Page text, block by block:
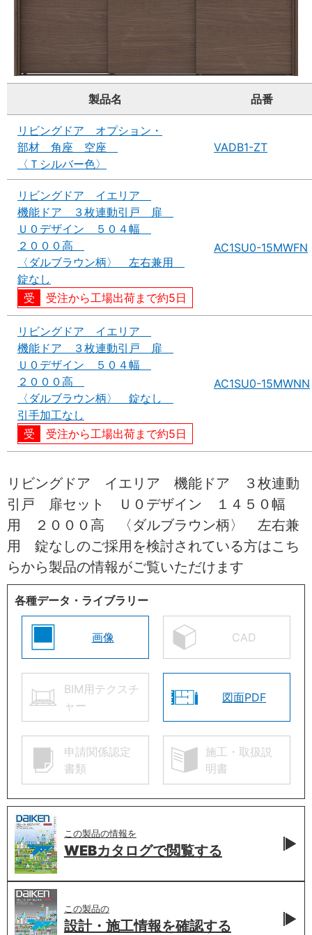
製品名 品番
リビングドア オプション・
部材 角座 空座
〈Ｔシルバー色〉
VADB1-ZT
リビングドア イエリア
機能ドア ３枚連動引戸 扉
Ｕ０デザイン ５０４幅
２０００高
〈ダルブラウン柄〉 左右兼用
錠なし
受注から工場出荷まで約5日
AC1SU0-15MWFN
リビングドア イエリア
機能ドア ３枚連動引戸 扉
Ｕ０デザイン ５０４幅
２０００高
〈ダルブラウン柄〉 錠なし
引手加工なし
受注から工場出荷まで約5日
AC1SU0-15MWNN
リビングドア イエリア 機能ドア ３枚連動
引戸 扉セット Ｕ０デザイン １４５０幅
用 ２０００高 〈ダルブラウン柄〉 左右兼
用 錠なしのご採用を検討されている方はこち
らから製品の情報がご覧いただけます
各種データ・ライブラリー
画像 CAD
BIM用テクスチ
ャー
図面PDF
申請関係認定
書類
施工・取扱説
明書
この製品の情報を
WEBカタログで閲覧する
この製品の
設計・施工情報を確認する